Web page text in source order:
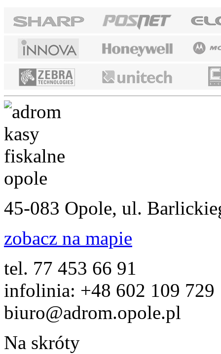
45-083 Opole, ul.
zobacz na mapie
tel. 77 453 66 91
infolinia: +48 602 109 729
biuro@adrom.opole.pl
Na skróty